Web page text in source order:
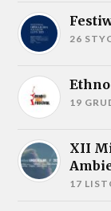
26
19
XII
17